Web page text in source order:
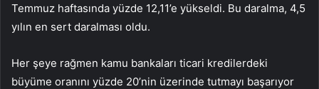
Temmuz haftasında yüzde 12,11’e yükseldi. Bu daralma, 4,5
yılın en sert daralması oldu.
Her şeye rağmen kamu bankaları ticari kredilerdeki
büyüme oranını yüzde 20’nin üzerinde tutmayı başarıyor